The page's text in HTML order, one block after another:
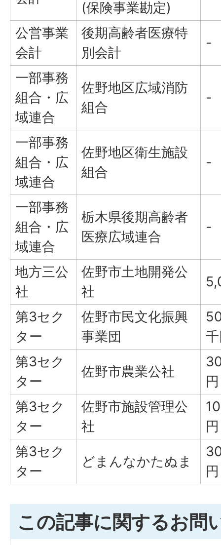
(保険事業勘定)
公営事業
会計
後期高齢者医療特
別会計
-
一部事務
組合・広
域連合
佐野地区広域消防
組合
-
一部事務
組合・広
域連合
佐野地区衛生施設
組合
-
一部事務
組合・広
域連合
栃木県後期高齢者
医療広域連合
-
地方三公
社
佐野市土地開発公
社
第3セク
ター
佐野市民文化振興
事業団
第3セク
ター
佐野市農業公社
円
第3セク
ター
佐野市施設管理公
社
円
第3セク
ター
どまんなかたぬま
円
この記事に関するお問